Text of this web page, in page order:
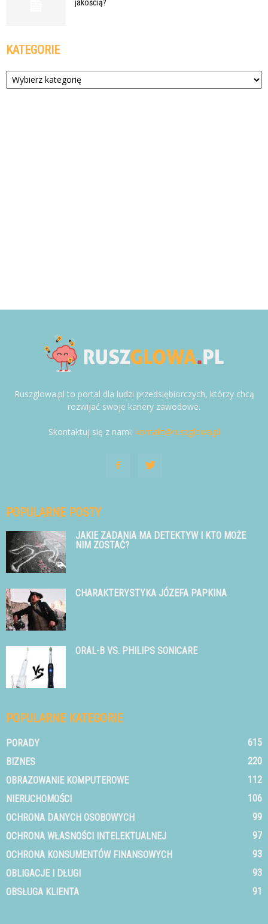
jakością?
KATEGORIE
Kategorie
Ruszglowa.pl to portal dla ludzi przedsiębiorczych, którzy chcą
rozwijać swoje kariery zawodowe.
Skontaktuj się z nami: kontakt@ruszglowa.pl
POPULARNE POSTY
JAKIE ZADANIA MA DETEKTYW I KTO MOŻE
NIM ZOSTAĆ?
CHARAKTERYSTYKA JÓZEFA PAPKINA
ORAL-B VS. PHILIPS SONICARE
POPULARNE KATEGORIE
PORADY
615
BIZNES
220
OBRAZOWANIE KOMPUTEROWE
112
NIERUCHOMOŚCI
106
OCHRONA DANYCH OSOBOWYCH
99
OCHRONA WŁASNOŚCI INTELEKTUALNEJ
97
OCHRONA KONSUMENTÓW FINANSOWYCH
93
OBLIGACJE I DŁUGI
93
OBSŁUGA KLIENTA
91